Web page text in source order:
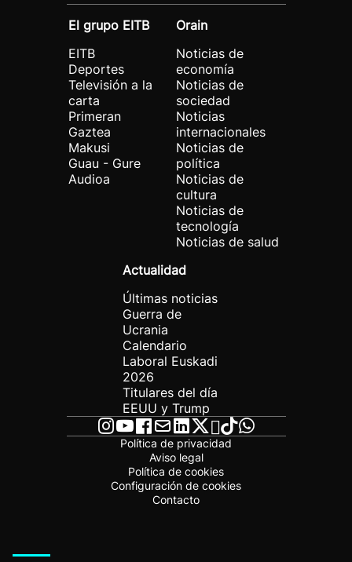
El grupo EITB
EITB
Deportes
Televisión a la
carta
Primeran
Gaztea
Makusi
Guau - Gure
Audioa
Orain
Noticias de
economía
Noticias de
sociedad
Noticias
internacionales
Noticias de
política
Noticias de
cultura
Noticias de
tecnología
Noticias de salud
Actualidad
Últimas noticias
Guerra de
Ucrania
Calendario
Laboral Euskadi
2026
Titulares del día
EEUU y Trump
Política de privacidad
Aviso legal
Política de cookies
Configuración de cookies
Contacto